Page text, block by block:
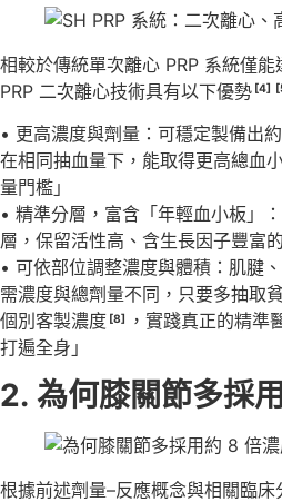
相較於傳統單次離心 PRP 系統僅
PRP 二次離心技術具有以下優勢 [4]
• 更高濃度與劑量：可穩定製備出
在相同抽血量下，能取得更高總血
量門檻」
• 精準分層，富含「年輕血小板」
層，保留活性高、含生長因子豐富
• 可依部位調整濃度與體積：肌腱
需濃度與總劑量不同，只要多抽取
個別客製濃度 [8]
，實踐真正的精準
打遍全身」
2. 為何膝關節多採
根據前述劑量–反應概念與相關臨床